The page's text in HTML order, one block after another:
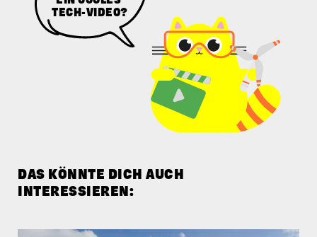
DU KENNST
EIN COOLES
DEN LINK
ZUM VIDEO.
DAS KÖNNTE DICH AUCH
INTERESSIEREN: